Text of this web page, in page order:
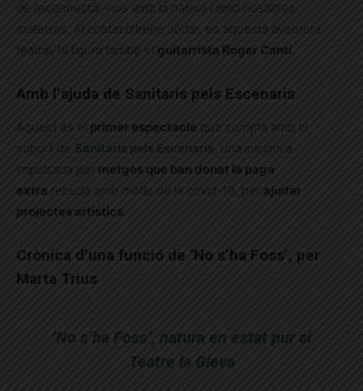
de reconnectar-nos amb la natura i amb nosaltres
mateixos. Al costat d’Irene Jódar, en aquesta aventura
teatral, hi figura també el guitarrista Roger Cantí.
Amb l’ajuda de Sanitaris pels Escenaris
Aquest és el primer espectacle que compta amb el
suport de Sanitaris pels Escenaris , una iniciativa
impulsada per metges que han donat la paga
extra rebuda amb motiu de la covid-19, per ajudar
projectes artístics.
Crònica d’una funció de ‘No s’ha Foss’, per
Marta Trius
‘No s’ha Foss’, natura en estat pur al
Teatre la Gleva